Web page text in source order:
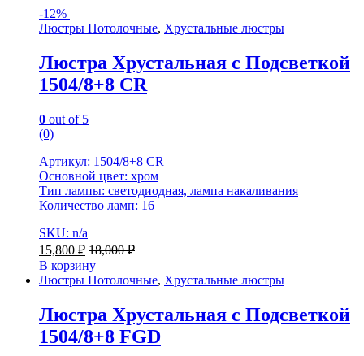
-12%
Люстры Потолочные, Хрустальные люстры
Люстра Хрустальная с Подсветкой
1504/8+8 CR
0 out of 5
(0)
Артикул: 1504/8+8 CR
Основной цвет: хром
Тип лампы: светодиодная, лампа накаливания
Количество ламп: 16
SKU: n/a
15,800 ₽ 18,000₽
В корзину
Люстры Потолочные, Хрустальные люстры
Люстра Хрустальная с Подсветкой
1504/8+8 FGD